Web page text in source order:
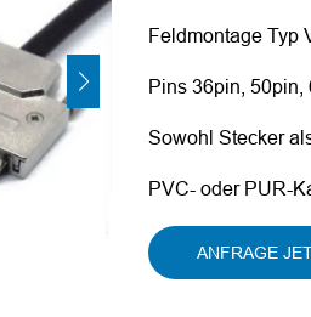
Feldmontage Typ
Pins 36pin, 50pin,
Sowohl Stecker
PVC- oder PUR-
ANFRAGE